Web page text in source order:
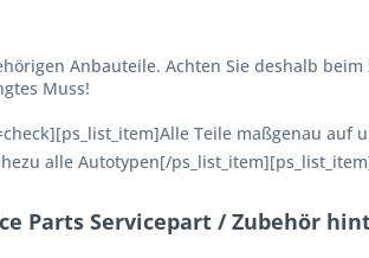
Anbauteile. Achten Sie deshalb
Muss!
Teile maßgenau
alle Autotypen[/
Parts Servicepart / Zubehör